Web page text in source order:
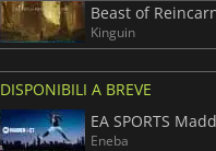
Beast of
Kinguin
DISPONIBILI A BREVE
EA SPORTS
Eneba